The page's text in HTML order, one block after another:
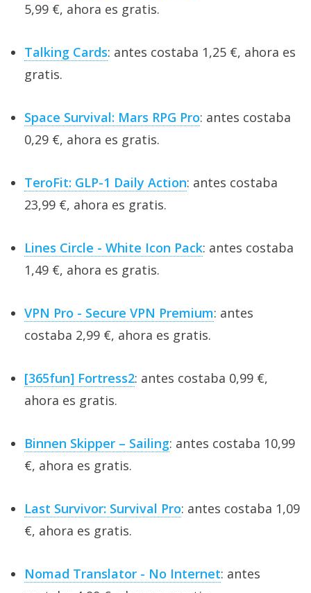
5,99 €, ahora es gratis.
Talking Cards: antes costaba 1,25 €, ahora es
gratis.
Space Survival: Mars RPG Pro: antes costaba
0,29 €, ahora es gratis.
TeroFit: GLP-1 Daily Action: antes costaba
23,99 €, ahora es gratis.
Lines Circle - White Icon Pack: antes costaba
1,49 €, ahora es gratis.
VPN Pro - Secure VPN Premium: antes
costaba 2,99 €, ahora es gratis.
[365fun] Fortress2: antes costaba 0,99 €,
ahora es gratis.
Binnen Skipper – Sailing: antes costaba 10,99
€, ahora es gratis.
Last Survivor: Survival Pro: antes costaba 1,09
€, ahora es gratis.
Nomad Translator - No Internet: antes